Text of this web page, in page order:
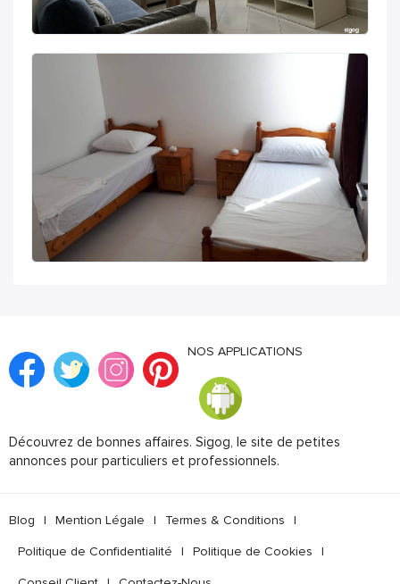
NOS APPLICATIONS
Découvrez de bonnes affaires. Sigog, le site de petites
annonces pour particuliers et professionnels.
Blog | Mention Légale | Termes & Conditions |
Politique de Confidentialité | Politique de Cookies |